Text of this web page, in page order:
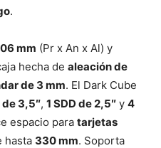
.
mm (Pr x An x Al) y
hecha de aleación de
de 3 mm. El Dark Cube
3,5″, 1 SDD de 2,5″ y 4
espacio para tarjetas
hasta 330 mm. Soporta